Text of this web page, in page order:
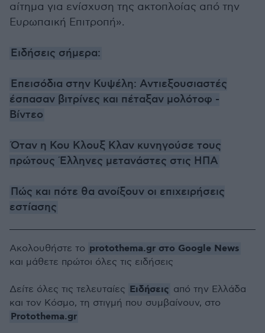
αίτημα για ενίσχυση της ακτοπλοίας από την
Ευρωπαική Επιτροπή».
Ειδήσεις σήμερα:
Επεισόδια στην Κυψέλη: Αντιεξουσιαστές
έσπασαν βιτρίνες και πέταξαν μολότοφ -
Βίντεο
Όταν η Κου Κλουξ Κλαν κυνηγούσε τους
πρώτους Έλληνες μετανάστες στις ΗΠΑ
Πώς και πότε θα ανοίξουν οι επιχειρήσεις
εστίασης
Ακολουθήστε το protothema.gr στο Google News
και μάθετε πρώτοι όλες τις ειδήσεις
Δείτε όλες τις τελευταίες Ειδήσεις από την Ελλάδα
και τον Κόσμο, τη στιγμή που συμβαίνουν, στο
Protothema.gr